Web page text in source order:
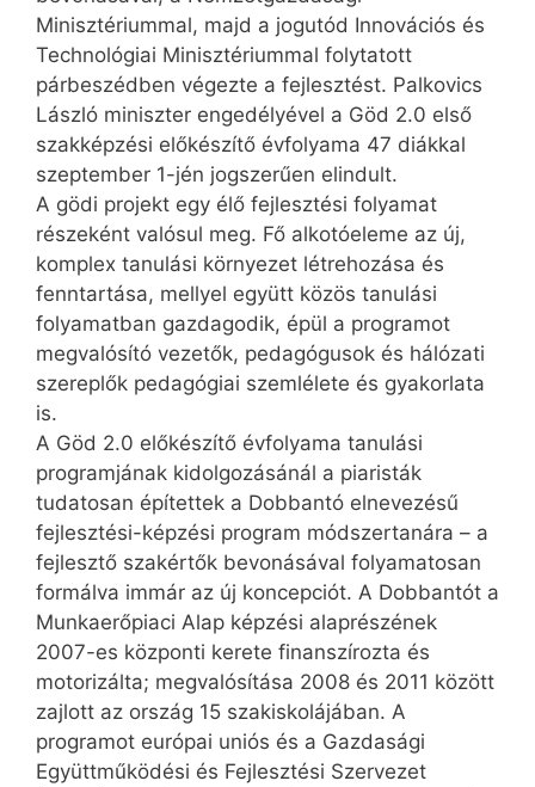
Minisztériummal, majd a jogutód Innovációs és
Technológiai Minisztériummal folytatott
párbeszédben végezte a fejlesztést. Palkovics
László miniszter engedélyével a Göd 2.0 első
szakképzési előkészítő évfolyama 47 diákkal
szeptember 1-jén jogszerűen elindult.
A gödi projekt egy élő fejlesztési folyamat
részeként valósul meg. Fő alkotóeleme az új,
komplex tanulási környezet létrehozása és
fenntartása, mellyel együtt közös tanulási
folyamatban gazdagodik, épül a programot
megvalósító vezetők, pedagógusok és hálózati
szereplők pedagógiai szemlélete és gyakorlata
is.
A Göd 2.0 előkészítő évfolyama tanulási
programjának kidolgozásánál a piaristák
tudatosan építettek a Dobbantó elnevezésű
fejlesztési-képzési program módszertanára – a
fejlesztő szakértők bevonásával folyamatosan
formálva immár az új koncepciót. A Dobbantót a
Munkaerőpiaci Alap képzési alaprészének
2007-es központi kerete finanszírozta és
motorizálta; megvalósítása 2008 és 2011 között
zajlott az ország 15 szakiskolájában. A
programot európai uniós és a Gazdasági
Együttműködési és Fejlesztési Szervezet